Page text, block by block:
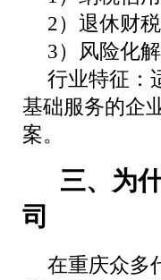
2）退休财
3）风险化
行业特征：
基础服务的企
案。
三、为
司
在重庆众多